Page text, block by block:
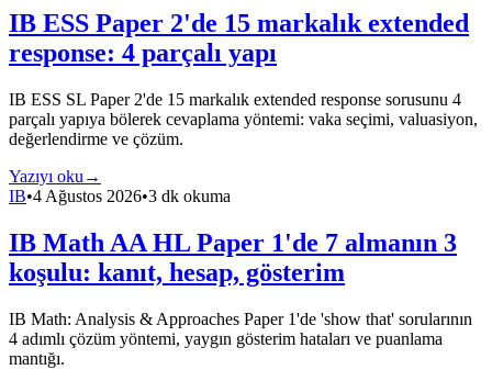
IB ESS Paper 2'de 15 markalık extended
response: 4 parçalı yapı
IB ESS SL Paper 2'de 15 markalık extended response sorusunu 4
parçalı yapıya bölerek cevaplama yöntemi: vaka seçimi, valuasiyon,
değerlendirme ve çözüm.
Yazıyı oku →
IB•4 Ağustos 2026•3 dk okuma
IB Math AA HL Paper 1'de 7 almanın 3
koşulu: kanıt, hesap, gösterim
IB Math: Analysis & Approaches Paper 1'de 'show that' sorularının
4 adımlı çözüm yöntemi, yaygın gösterim hataları ve puanlama
mantığı.